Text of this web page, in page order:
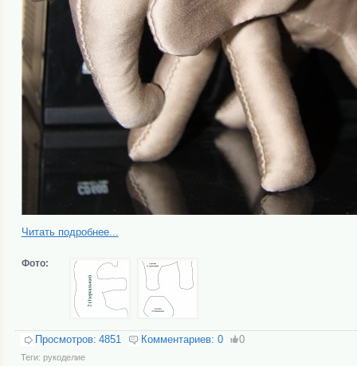
Читать подробнее...
Фото:
Просмотров: 4851 Комментариев: 0 0
Теги: рукоделие